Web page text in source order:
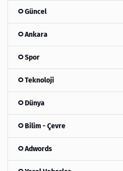
Güncel
Ankara
Spor
Teknoloji
Dünya
Bilim - Çevre
Adwords